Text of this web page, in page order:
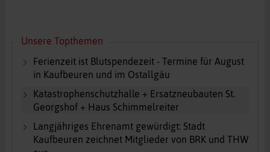
Unsere Topthemen
Ferienzeit ist Blutspendezeit - Termine für August
in Kaufbeuren und im Ostallgäu
Katastrophenschutzhalle + Ersatzneubauten St.
Georgshof + Haus Schimmelreiter
Langjähriges Ehrenamt gewürdigt: Stadt
Kaufbeuren zeichnet Mitglieder von BRK und THW